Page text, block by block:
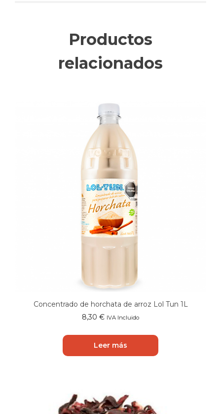
Productos
relacionados
Concentrado de horchata de arroz Lol Tun 1L
8,30 € IVA Incluido
Leer más